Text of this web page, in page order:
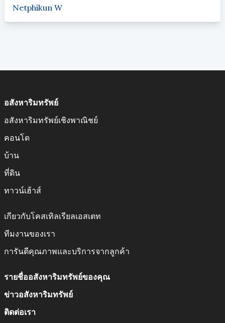
Netphikun W
อสังหาริมทรัพย์
อสังหาริมทรัพย์เชิงพาณิชย์
คอนโด
บ้าน
ที่ดิน
ทาวน์เฮ้าส์
เกียวกับโคสเทิลเรียลเอสเตท
ทีมงานของเรา
การันตีคุณภาพและบริการจากลูกค้า
รายชื่ออสังหาริมทรัพย์ของคุณ
ข่าวอสังหาริมทรัพย์
ติดต่อเรา